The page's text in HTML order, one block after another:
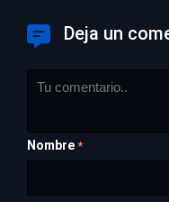
Deja un
Nombre *